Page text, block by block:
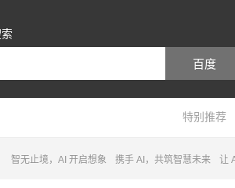
百度
特别推荐
智无止境，AI 开启想象 携手 AI，共筑智慧未来 让